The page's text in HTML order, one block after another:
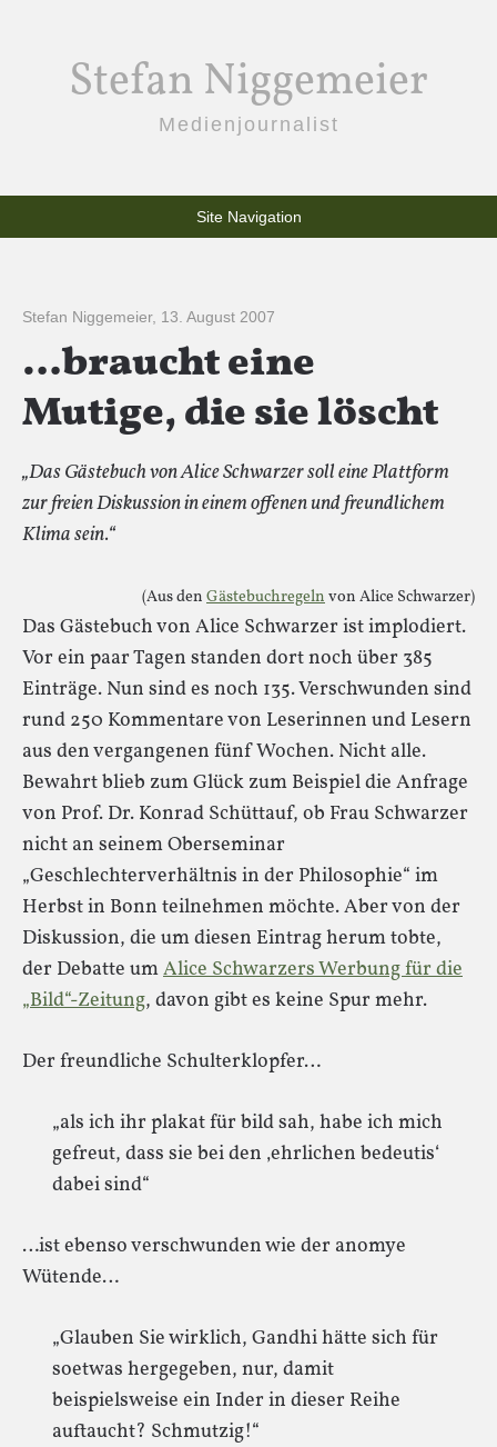
Stefan Niggemeier
Medienjournalist
Site Navigation
Stefan Niggemeier, 13. August 2007
…braucht eine
Mutige, die sie löscht
„Das Gästebuch von Alice Schwarzer soll eine Plattform
zur freien Diskussion in einem offenen und freundlichem
Klima sein.“
(Aus den Gästebuchregelnvon Alice Schwarzer)
Das Gästebuch von Alice Schwarzer ist implodiert.
Vor ein paar Tagen standen dort noch über 385
Einträge. Nun sind es noch 135. Verschwunden sind
rund 250 Kommentare von Leserinnen und Lesern
aus den vergangenen fünf Wochen. Nicht alle.
Bewahrt blieb zum Glück zum Beispiel die Anfrage
von Prof. Dr. Konrad Schüttauf, ob Frau Schwarzer
nicht an seinem Oberseminar
„Geschlechterverhältnis in der Philosophie“ im
Herbst in Bonn teilnehmen möchte. Aber von der
Diskussion, die um diesen Eintrag herum tobte,
der Debatte umAlice Schwarzers Werbung für die
„Bild“-Zeitung, davon gibt es keine Spur mehr.
Der freundliche Schulterklopfer…
„als ich ihr plakat für bild sah, habe ich mich
gefreut, dass sie bei den ‚ehrlichen bedeutis‘
dabei sind“
…ist ebenso verschwunden wie der anomye
Wütende…
„Glauben Sie wirklich, Gandhi hätte sich für
soetwas hergegeben, nur, damit
beispielsweise ein Inder in dieser Reihe
auftaucht? Schmutzig!“